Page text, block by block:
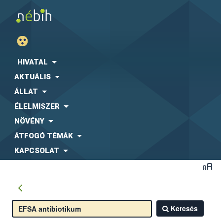
HIVATAL
AKTUÁLIS
ÁLLAT
ÉLELMISZER
NÖVÉNY
ÁTFOGÓ TÉMÁK
KAPCSOLAT
Keresés